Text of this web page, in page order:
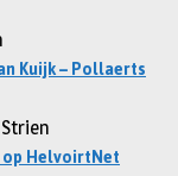
Kuijk – Pollaerts
HelvoirtNet